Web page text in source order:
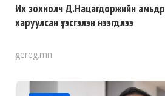
Их зохиолч Д.Нацагдоржийн
харуулсан үзэсгэлэн нээгдлээ
gereg.mn